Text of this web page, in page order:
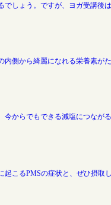
しょう。ですが、ヨガ受講
側から綺麗になれる栄養素
からでもできる減塩につな
こるPMSの症状と、ぜひ摂